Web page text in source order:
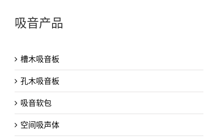
吸音产品
槽木吸音板
孔木吸音板
吸音软包
空间吸声体